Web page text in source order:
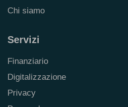
Chi siamo
Servizi
Finanziario
Digitalizzazione
Privacy